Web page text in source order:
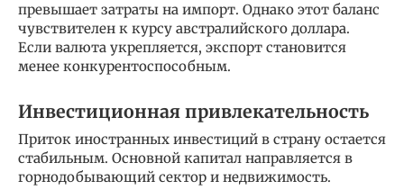
превышает затраты на импорт. Однако этот баланс
чувствителен к курсу австралийского доллара.
Если валюта укрепляется, экспорт становится
менее конкурентоспособным.
Инвестиционная привлекательность
Приток иностранных инвестиций в страну остается
стабильным. Основной капитал направляется в
горнодобывающий сектор и недвижимость.